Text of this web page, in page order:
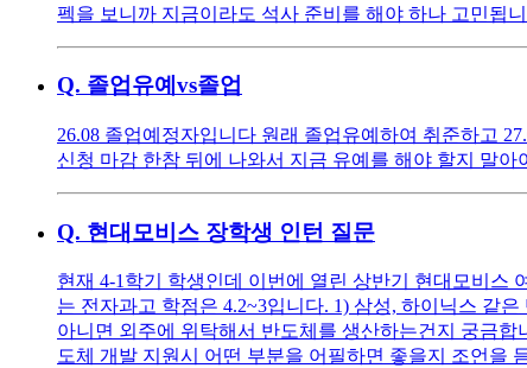
펙을 보니까 지금이라도 석사 준비를 해야 하나 고민됩
Q. 졸업유예vs졸업
26.08 졸업예정자입니다 원래 졸업유예하여 취준하고
신청 마감 한참 뒤에 나와서 지금 유예를 해야 할지 말
Q. 현대모비스 장학생 인턴 질문
현재 4-1학기 학생인데 이번에 열린 상반기 현대모비스
는 전자과고 학점은 4.2~3입니다. 1) 삼성, 하이닉스 같
아니면 외주에 위탁해서 반도체를 생산하는건지 궁금
도체 개발 지원시 어떤 부분을 어필하면 좋을지 조언을